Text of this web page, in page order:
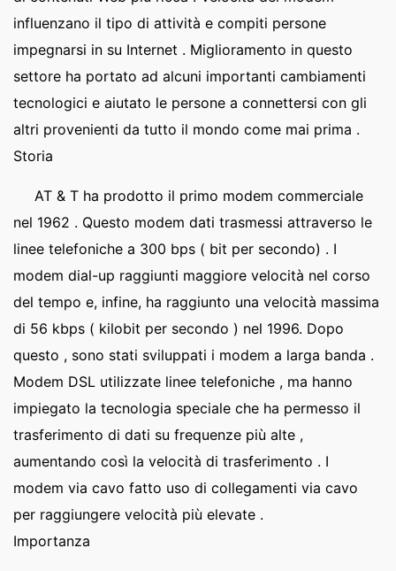
influenzano il tipo di attività e compiti persone
impegnarsi in su Internet . Miglioramento in questo
settore ha portato ad alcuni importanti cambiamenti
tecnologici e aiutato le persone a connettersi con gli
altri provenienti da tutto il mondo come mai prima .
Storia
AT & T ha prodotto il primo modem commerciale
nel 1962 . Questo modem dati trasmessi attraverso le
linee telefoniche a 300 bps ( bit per secondo) . I
modem dial-up raggiunti maggiore velocità nel corso
del tempo e, infine, ha raggiunto una velocità massima
di 56 kbps ( kilobit per secondo ) nel 1996. Dopo
questo , sono stati sviluppati i modem a larga banda .
Modem DSL utilizzate linee telefoniche , ma hanno
impiegato la tecnologia speciale che ha permesso il
trasferimento di dati su frequenze più alte ,
aumentando così la velocità di trasferimento . I
modem via cavo fatto uso di collegamenti via cavo
per raggiungere velocità più elevate .
Importanza